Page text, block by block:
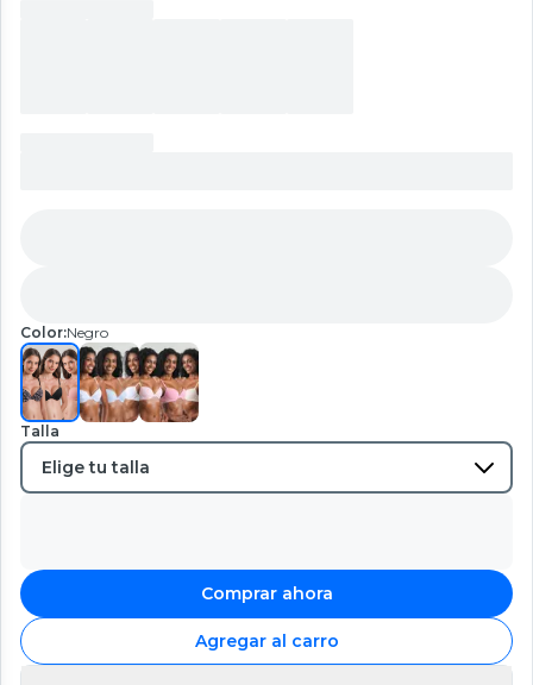
Color:Negro
Talla
Comprar ahora
Agregar al carro